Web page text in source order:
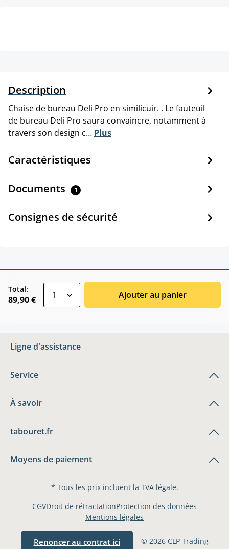
Description
Chaise de bureau Deli Pro en similicuir. . Le fauteuil
de bureau Deli Pro saura convaincre, notamment à
travers son design c… Plus
Caractéristiques
Documents 1
Consignes de sécurité
Total:
89,90 € Ajouter au panier
Ligne d'assistance
Service
À savoir
tabouret.fr
Moyens de paiement
* Tous les prix incluent la TVA légale.
Renoncer au contrat ici © 2026 CLP Trading
CGVDroit de rétractationProtection des données
Mentions légales